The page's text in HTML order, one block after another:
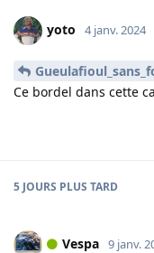
yoto 4 janv. 2024
Ce bordel dans cette
5 JOURS PLUS TARD
Vespa 9 janv.